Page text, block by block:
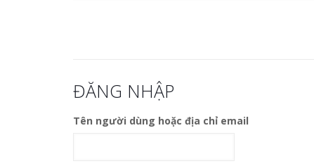
ĐĂNG NHẬP
Tên người dùng hoặc địa chỉ email